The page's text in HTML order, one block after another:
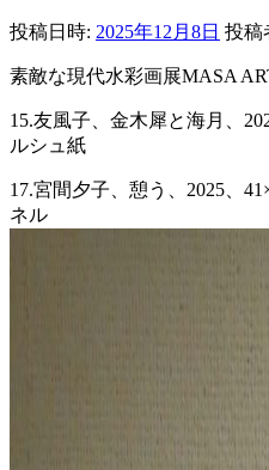
投稿日時: 2025年12月8日 投稿
素敵な現代水彩画展MASA
15.友風子、金木犀と海月、
ルシュ紙
17.宮間夕子、憩う、2025、
ネル